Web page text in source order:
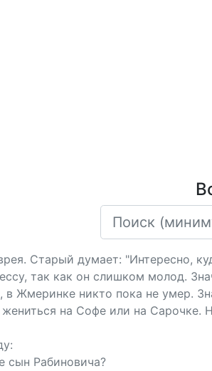
Старый думает: "Интересно,
так как он слишком молод.
в Жмеринке никто пока не умер.
на Софе или на Сарочке.
сын Рабиновича?